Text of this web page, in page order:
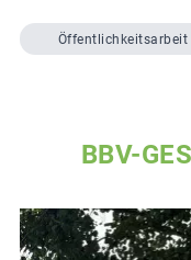
Öffentlichkeitsarbeit
BBV-